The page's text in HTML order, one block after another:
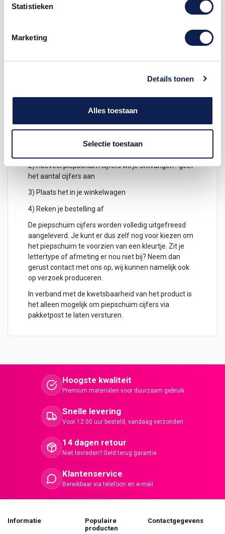
Statistieken
Marketing
Details tonen
Alles toestaan
Selectie toestaan
Piepschuim
De Piepschuim Cijfer 4 Stencil is te bestellen vanaf
dikte van het cijfer is altijd 20 mm. Piepschuim is niet
2) Hoeveel piepschuim cijfers wil je ontvangen? geef
het aantal cijfers aan
3) Plaats het in je winkelwagen
4) Reken je bestelling af
De piepschuim cijfers worden volledig uitgefreesd
aangeleverd. Je kunt er dus zelf nog voor kiezen om
het piepschuim te voorzien van een kleurtje. Zit je
lettertype of afmeting er nou niet bij? Neem dan
gerust contact met ons op, wij kunnen namelijk ook
op verzoek produceren.
In verband met de kwetsbaarheid van het product is
het alleen mogelijk om piepschuim cijfers via
pakketpost te laten versturen.
Hoogste kwaliteit
Premium materialen voor duurzaam gebruik
Snelle levering
Voor 12:00 uur besteld, vandaag verzonden
14 dagen retour
Niet tevreden? Geld terug garantie
Klantenservice
Bereikbaar via telefoon en e-mail
Informatie
Populaire
producten
Contactgegevens